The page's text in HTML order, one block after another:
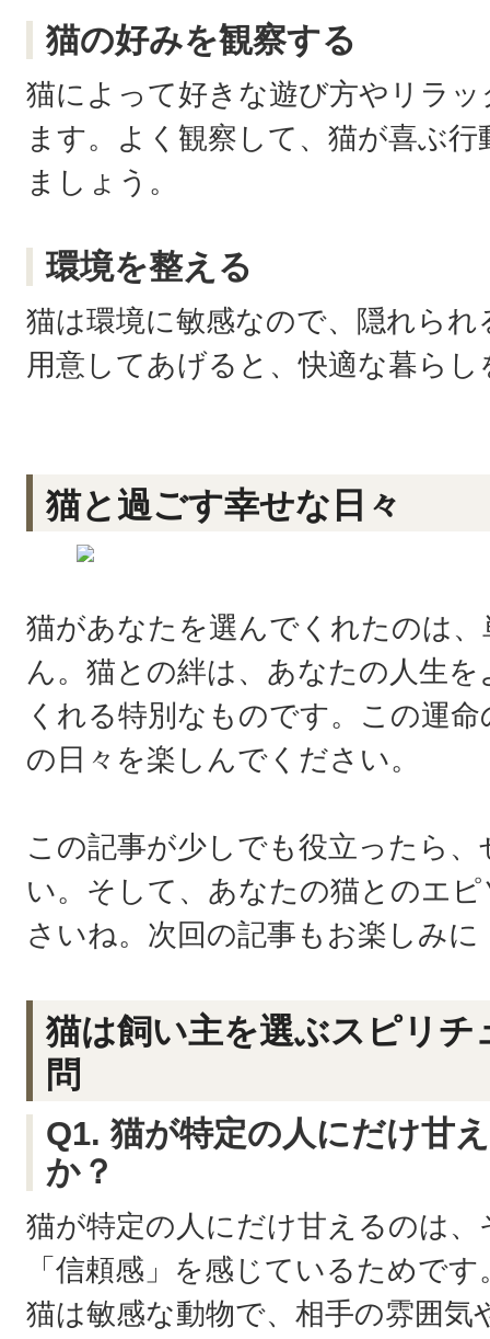
猫の好みを観察する
猫によって好きな遊び方やリラ
ます。よく観察して、猫が喜ぶ
ましょう。
環境を整える
猫は環境に敏感なので、隠れら
用意してあげると、快適な暮ら
猫と過ごす幸せな日々
猫があなたを選んでくれたのは
ん。猫との絆は、あなたの人生
くれる特別なものです。この運
の日々を楽しんでください。
この記事が少しでも役立ったら
い。そして、あなたの猫とのエ
さいね。次回の記事もお楽しみに
猫は飼い主を選ぶスピリ
問
Q1. 猫が特定の人にだけ甘
か？
猫が特定の人にだけ甘えるのは
「信頼感」を感じているためです
猫は敏感な動物で、相手の雰囲